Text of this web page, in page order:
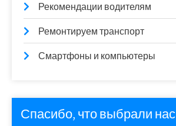
Рекомендации водителям
Ремонтируем транспорт
Смартфоны и компьютеры
Спасибо, что выбрали нас